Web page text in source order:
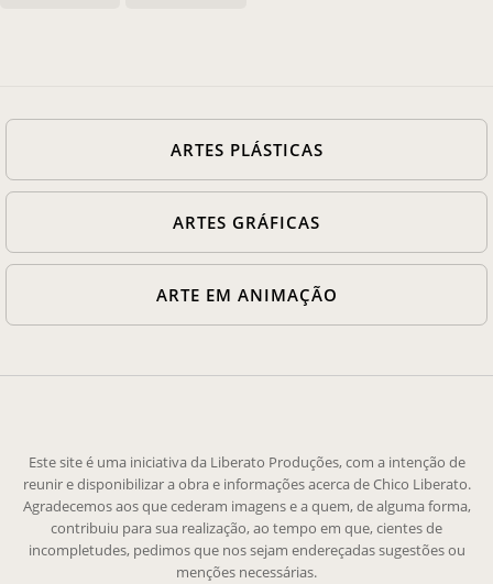
ARTES PLÁSTICAS
ARTES GRÁFICAS
ARTE EM ANIMAÇÃO
Este site é uma iniciativa da Liberato Produções, com a intenção de
reunir e disponibilizar a obra e informações acerca de Chico Liberato.
Agradecemos aos que cederam imagens e a quem, de alguma forma,
contribuiu para sua realização, ao tempo em que, cientes de
incompletudes, pedimos que nos sejam endereçadas sugestões ou
menções necessárias.